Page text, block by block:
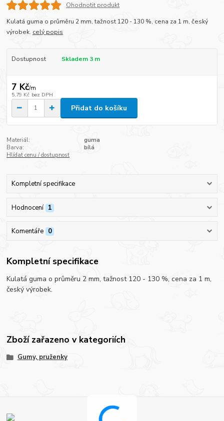
Ohodnotit produkt
Kulatá guma o průměru 2 mm, tažnost 120 - 130 %, cena za 1 m, český
výrobek. celý popis
Dostupnost Skladem 3 m
7 Kč/m
5,79 Kč bez DPH
Přidat do košíku
Materiál:
guma
Barva:
bílá
Hlídat cenu / dostupnost
Kompletní specifikace
Hodnocení 1
Komentáře 0
Kompletní specifikace
Kulatá guma o průměru 2 mm, tažnost 120 - 130 %, cena za 1 m,
český výrobek.
Zboží zařazeno v kategoriích
Gumy, pruženky